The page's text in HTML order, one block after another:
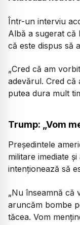
Într-un interviu
Albă a sugerat că
că este dispus să
„Cred că am
adevărul. Cred că
putea dura mult
Trump: „Vom
Președintele
militare imediate
intenționează să
„Nu înseamnă că
aruncăm bombe
tăcea. Vom